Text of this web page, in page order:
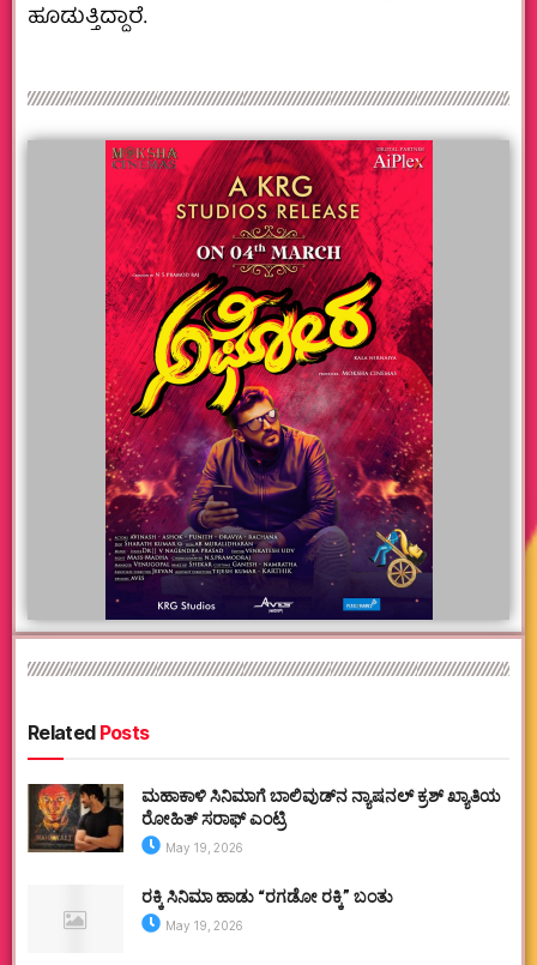
ಹೂಡುತ್ತಿದ್ದಾರೆ.
RelatedPosts
ಮಹಾಕಾಳಿ ಸಿನಿಮಾಗೆ ಬಾಲಿವುಡ್‌ನ ನ್ಯಾಷನಲ್ ಕ್ರಶ್ ಖ್ಯಾತಿಯ
ರೋಹಿತ್ ಸರಾಫ್ ಎಂಟ್ರಿ
May 19, 2026
ರಕ್ಕಿ ಸಿನಿಮಾ ಹಾಡು “ರಗಡೋ ರಕ್ಕಿ” ಬಂತು
May 19, 2026